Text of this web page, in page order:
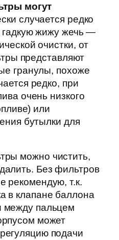
могут
случается редко
жижу жечь —
очистки, от
представляют
гранулы, похоже
редко, при
очень низкого
или
бутылки для
можно чистить,
Без фильтров
рекомендую, т.к.
в клапане баллона
между пальцем
может
подачи